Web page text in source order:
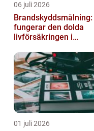
06 juli 2026
Brandskyddsmålning:
fungerar den dolda
livförsäkringen i
01 juli 2026